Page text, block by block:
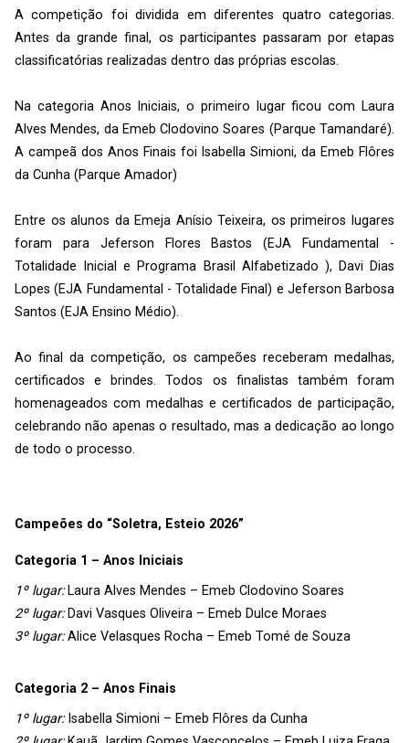
A competição foi dividida em diferentes quatro categorias.
Antes da grande final, os participantes passaram por etapas
classificatórias realizadas dentro das próprias escolas.
Na categoria Anos Iniciais, o primeiro lugar ficou com Laura
Alves Mendes, da Emeb Clodovino Soares (Parque Tamandaré).
A campeã dos Anos Finais foi Isabella Simioni, da Emeb Flôres
da Cunha (Parque Amador)
Entre os alunos da Emeja Anísio Teixeira, os primeiros lugares
foram para Jeferson Flores Bastos (EJA Fundamental -
Totalidade Inicial e Programa Brasil Alfabetizado ), Davi Dias
Lopes (EJA Fundamental - Totalidade Final) e Jeferson Barbosa
Santos (EJA Ensino Médio).
Ao final da competição, os campeões receberam medalhas,
certificados e brindes. Todos os finalistas também foram
homenageados com medalhas e certificados de participação,
celebrando não apenas o resultado, mas a dedicação ao longo
de todo o processo.
Campeões do “Soletra, Esteio 2026”
Categoria 1 – Anos Iniciais
1º lugar: Laura Alves Mendes – Emeb Clodovino Soares
2º lugar:Davi Vasques Oliveira – Emeb Dulce Moraes
3º lugar:Alice Velasques Rocha – Emeb Tomé de Souza
Categoria 2 – Anos Finais
1º lugar: Isabella Simioni – Emeb Flôres da Cunha